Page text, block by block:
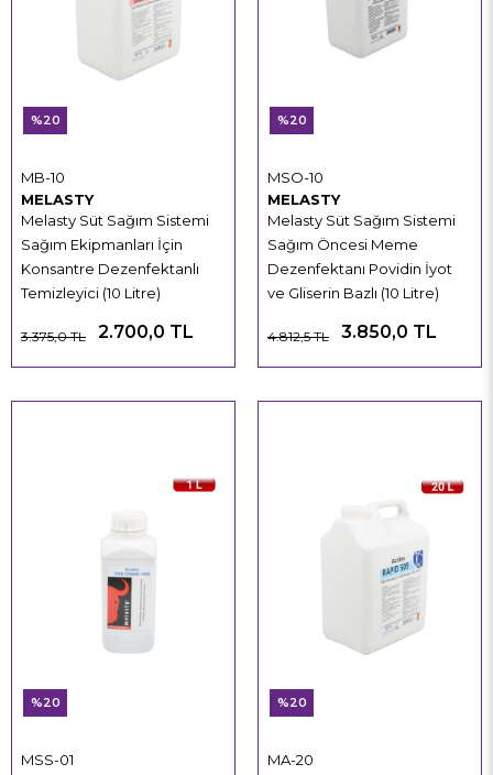
MELASTY
Melasty Süt Sağım Sistemi
Sağım Ekipmanları İçin
Konsantre Dezenfektanlı
Temizleyici (10 Litre)
MB-10
2.700,0 TL
3.375,0 TL
%20
MELASTY
Melasty Süt Sağım Sistemi
Sağım Öncesi Meme
Dezenfektanı Povidin İyot
ve Gliserin Bazlı (10 Litre)
MSO-10
3.850,0 TL
4.812,5 TL
%20
MSS-01
%20
MA-20
%20